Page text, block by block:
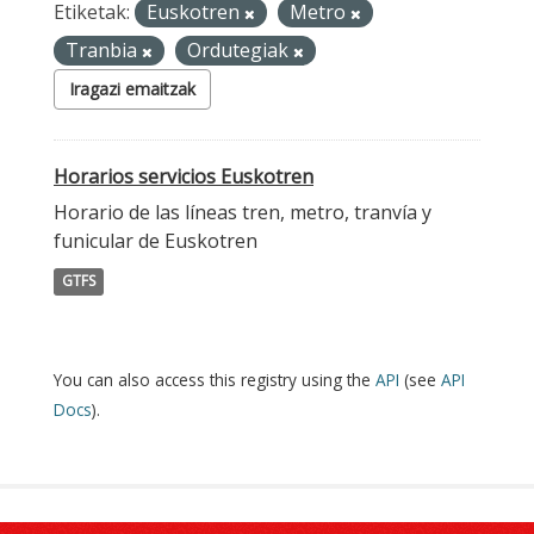
Etiketak: Euskotren
Metro
Tranbia
Ordutegiak
Iragazi emaitzak
Horarios servicios Euskotren
Horario de las líneas tren, metro, tranvía y
funicular de Euskotren
GTFS
You can also access this registry using the API (see API
Docs).